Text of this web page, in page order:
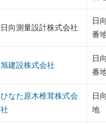
日向測量設計株式会社
日
番
旭建設株式会社
日
番
ひなた原木椎茸株式会
社
日
地